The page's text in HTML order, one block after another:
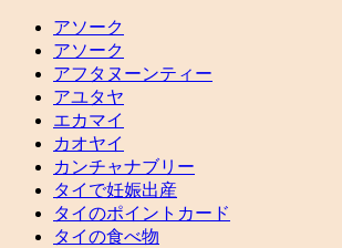
アソーク
アソーク
アフタヌーンティー
アユタヤ
エカマイ
カオヤイ
カンチャナブリー
タイで妊娠出産
タイのポイントカード
タイの食べ物